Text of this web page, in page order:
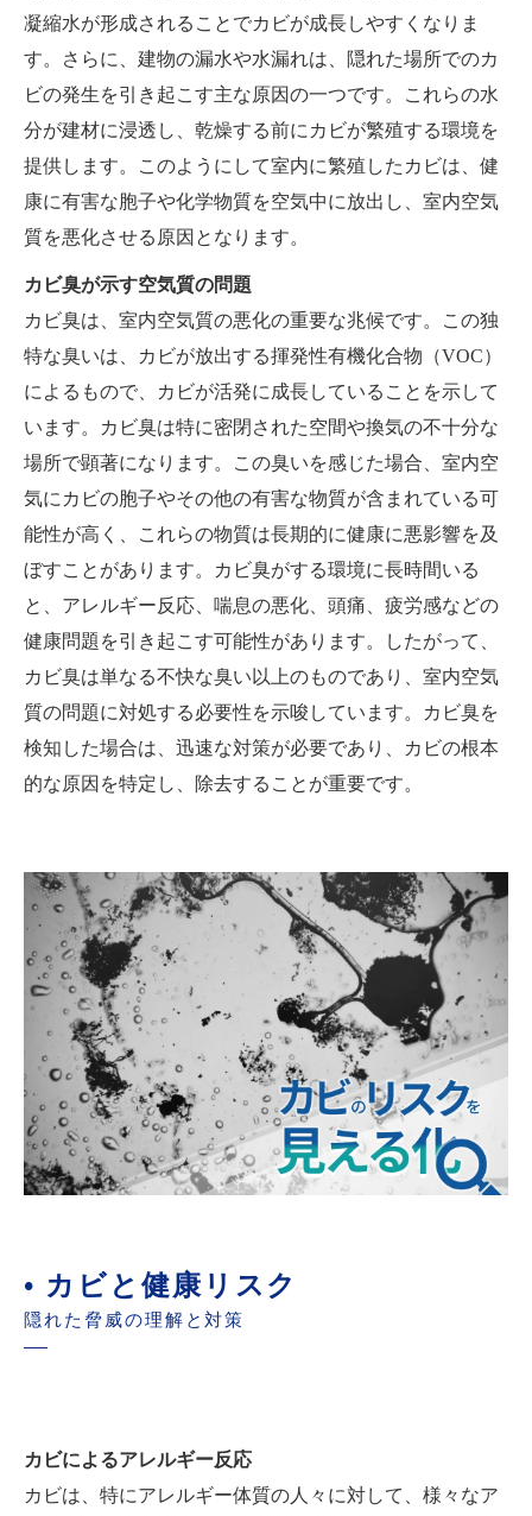
凝縮水が形成されることでカビが成長しやすくなりま
す。さらに、建物の漏水や水漏れは、隠れた場所でのカ
ビの発生を引き起こす主な原因の一つです。これらの水
分が建材に浸透し、乾燥する前にカビが繁殖する環境を
提供します。このようにして室内に繁殖したカビは、健
康に有害な胞子や化学物質を空気中に放出し、室内空気
質を悪化させる原因となります。
カビ臭が示す空気質の問題
カビ臭は、室内空気質の悪化の重要な兆候です。この独
特な臭いは、カビが放出する揮発性有機化合物（VOC）
によるもので、カビが活発に成長していることを示して
います。カビ臭は特に密閉された空間や換気の不十分な
場所で顕著になります。この臭いを感じた場合、室内空
気にカビの胞子やその他の有害な物質が含まれている可
能性が高く、これらの物質は長期的に健康に悪影響を及
ぼすことがあります。カビ臭がする環境に長時間いる
と、アレルギー反応、喘息の悪化、頭痛、疲労感などの
健康問題を引き起こす可能性があります。したがって、
カビ臭は単なる不快な臭い以上のものであり、室内空気
質の問題に対処する必要性を示唆しています。カビ臭を
検知した場合は、迅速な対策が必要であり、カビの根本
的な原因を特定し、除去することが重要です。
• カビと健康リスク
隠れた脅威の理解と対策
カビによるアレルギー反応
カビは、特にアレルギー体質の人々に対して、様々なア